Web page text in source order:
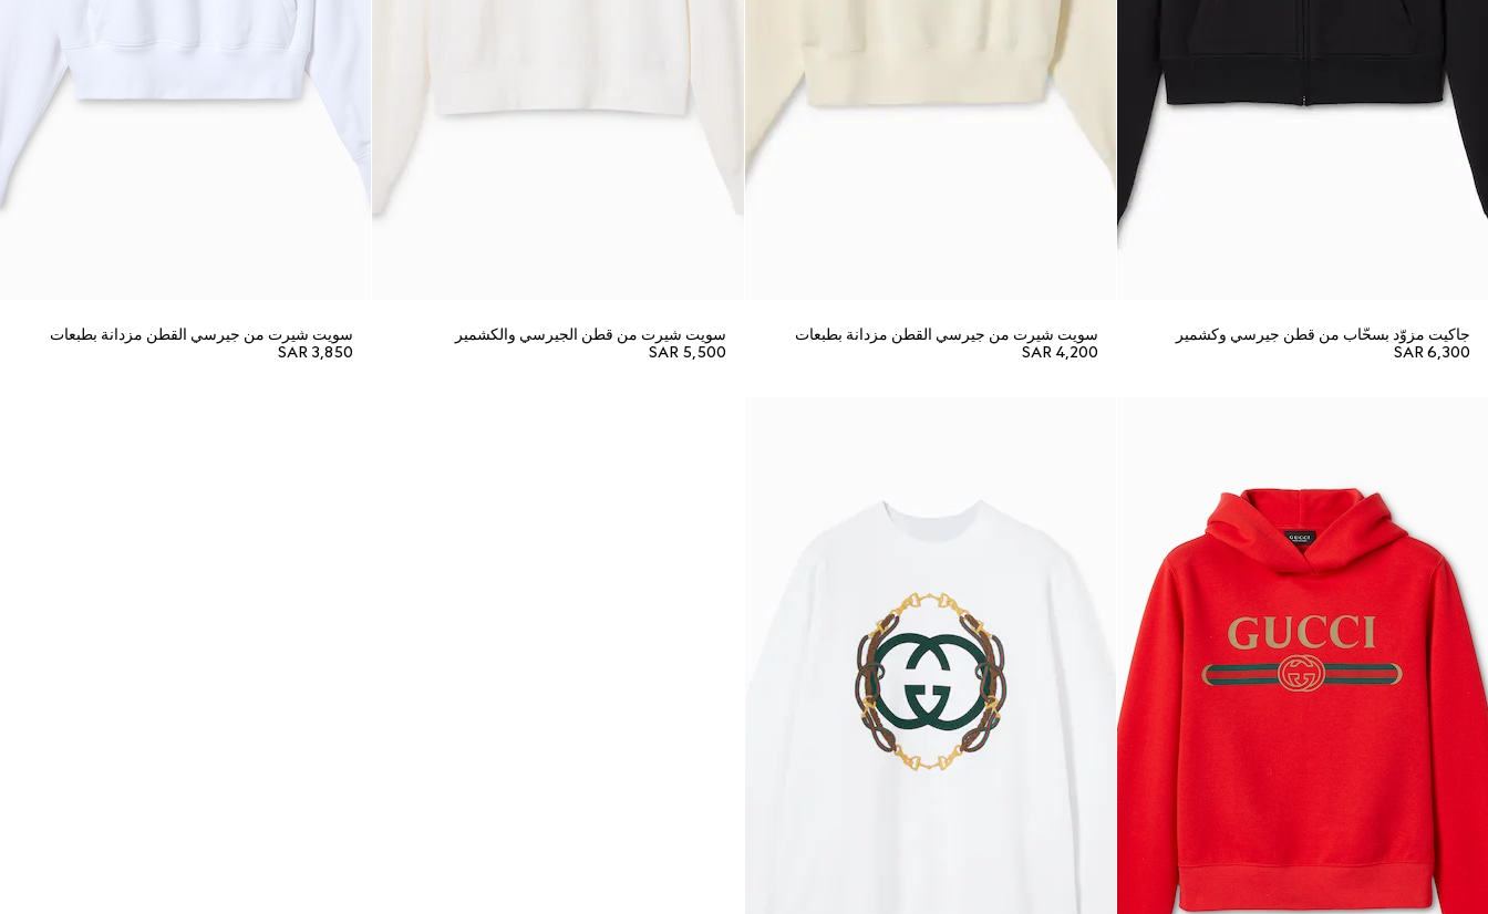
جاكيت مزوّد بسحّاب من قطن جيرسي وكشمير
SAR 6,300
سويت شيرت من جيرسي القطن مزدانة بطبعات
SAR 4,200
سويت شيرت من قطن الجيرسي والكشمير
SAR 5,500
سويت شيرت من جيرسي القطن مزدانة بطبعات
SAR 3,850